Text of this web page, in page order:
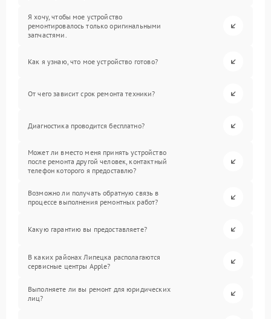
Я хочу, чтобы мое устройство
ремонтировалось только оригинальными
запчастями.
Как я узнаю, что мое устройство готово?
От чего зависит срок ремонта техники?
Диагностика проводится бесплатно?
Может ли вместо меня принять устройство
после ремонта другой человек, контактный
телефон которого я предоставлю?
Возможно ли получать обратную связь в
процессе выполнения ремонтных работ?
Какую гарантию вы предоставляете?
В каких районах Липецка располагаются
сервисные центры Apple?
Выполняете ли вы ремонт для юридических
лиц?